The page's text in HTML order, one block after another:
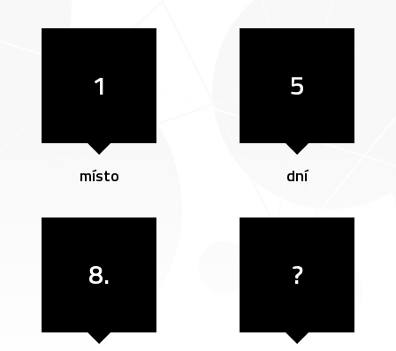
1
místo
5
dní
8. ?